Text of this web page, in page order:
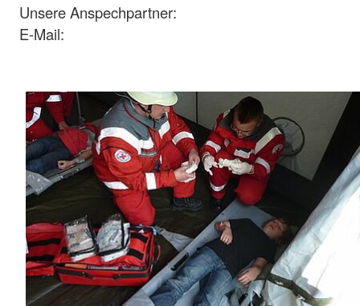
Unsere Anspechpartner:
E-Mail: